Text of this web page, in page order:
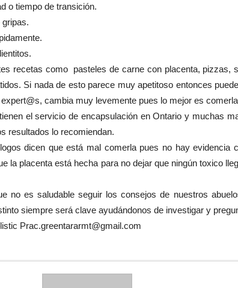
o tiempo de transición.
recetas como pasteles de carne con placenta, pizzas,
Si nada de esto parece muy apetitoso entonces
cambia muy levemente pues lo mejor es
el servicio de encapsulación en Ontario y muchas
resultados lo recomiendan.
dicen que está mal comerla pues no hay evidencia
la placenta está hecha para no dejar que ningún toxico
no es saludable seguir los consejos de nuestros
siempre será clave ayudándonos de investigar y
Prac.greentararmt@gmail.com